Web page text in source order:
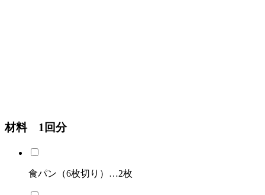
材料 1回分
食パン（6枚切り）…2枚